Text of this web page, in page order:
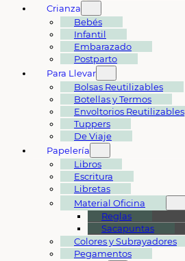
Crianza
Bebés
Infantil
Embarazado
Postparto
Para Llevar
Bolsas Reutilizables
Botellas y Termos
Envoltorios Reutilizables
Tuppers
De Viaje
Papelería
Libros
Escritura
Libretas
Material Oficina
Reglas
Sacapuntas
Colores y Subrayadores
Pegamentos